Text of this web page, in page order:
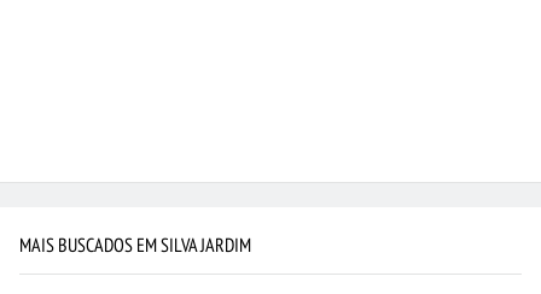
MAIS BUSCADOS EM SILVA JARDIM